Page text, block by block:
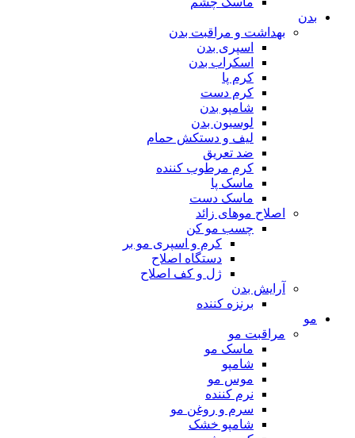
بدن
بهداشت و مراقبت بدن
اسپری بدن
اسکراب بدن
کرم پا
کرم دست
شامپو بدن
لوسیون بدن
لیف و دستکش حمام
ضد تعریق
کرم مرطوب کننده
ماسک پا
ماسک دست
اصلاح موهای زائد
چسب مو کن
کرم و اسپری مو بر
دستگاه اصلاح
ژل و کف اصلاح
آرایش بدن
برنزه کننده
مو
مراقبت مو
ماسک مو
شامپو
موس مو
نرم کننده
سرم و روغن مو
شامپو خشک